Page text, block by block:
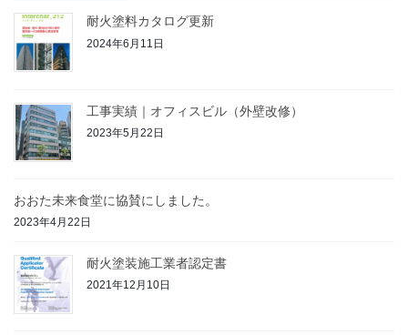
耐火塗料カタログ更新
2024年6月11日
工事実績｜オフィスビル（外壁改修）
2023年5月22日
おおた未来食堂に協賛にしました。
2023年4月22日
耐火塗装施工業者認定書
2021年12月10日